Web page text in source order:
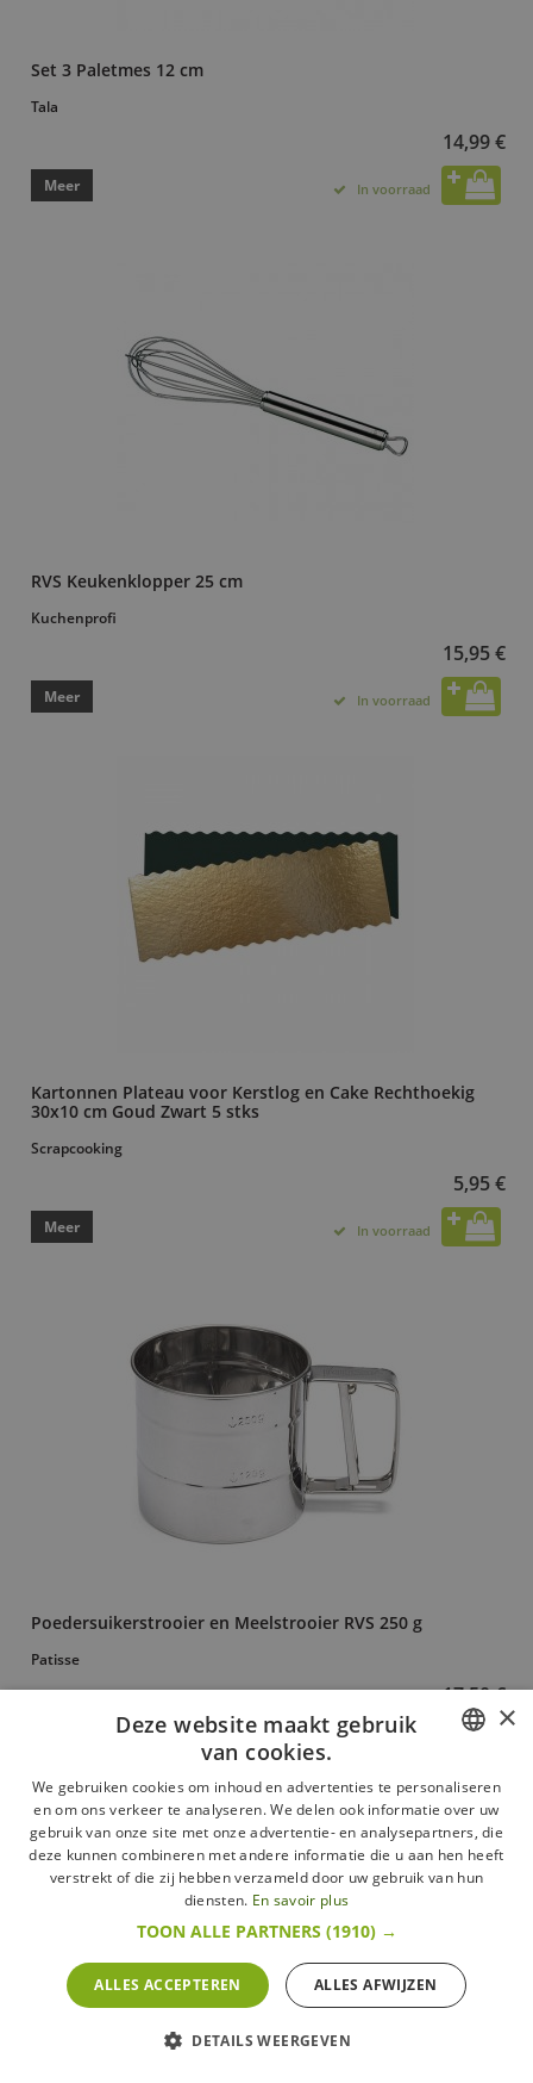
Set 3 Paletmes 12 cm
Tala
14,99 €
Meer In voorraad
RVS Keukenklopper 25 cm
Kuchenprofi
15,95 €
Meer In voorraad
Kartonnen Plateau voor Kerstlog en Cake Rechthoekig
30x10 cm Goud Zwart 5 stks
Scrapcooking
5,95 €
Meer In voorraad
Poedersuikerstrooier en Meelstrooier RVS 250 g
Patisse
17,50 €
FRENCH
ENGLISH
×
Deze website maakt gebruik
van cookies.
We gebruiken cookies om inhoud en advertenties te personaliseren
en om ons verkeer te analyseren. We delen ook informatie over uw
gebruik van onze site met onze advertentie- en analysepartners, die
deze kunnen combineren met andere informatie die u aan hen heeft
verstrekt of die zij hebben verzameld door uw gebruik van hun
diensten. En savoir plus
TOON ALLE PARTNERS (1910) →
ALLES ACCEPTEREN ALLES AFWIJZEN
DETAILS WEERGEVEN